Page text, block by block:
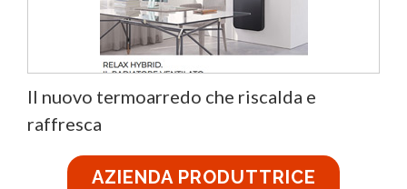
Il nuovo termoarredo che riscalda e
raffresca
AZIENDA PRODUTTRICE